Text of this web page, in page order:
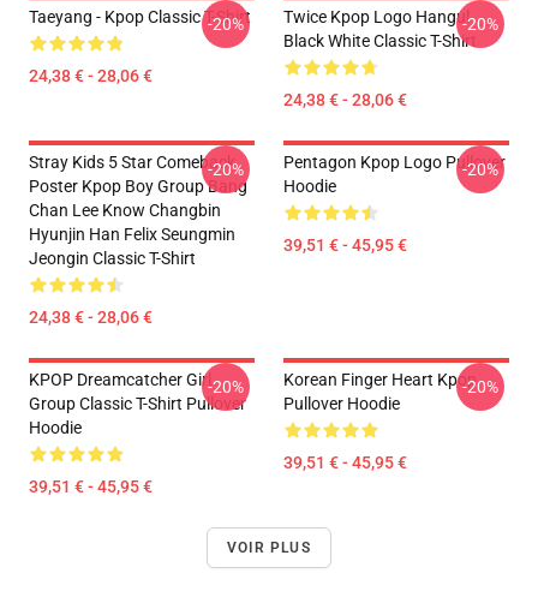
Taeyang - Kpop Classic T-Shirt
24,38 € - 28,06 €
-20%
Twice Kpop Logo Hangul
Black White Classic T-Shirt
24,38 € - 28,06 €
-20%
Stray Kids 5 Star Comeback
Poster Kpop Boy Group Bang
Chan Lee Know Changbin
Hyunjin Han Felix Seungmin
Jeongin Classic T-Shirt
24,38 € - 28,06 €
-20%
Pentagon Kpop Logo Pullover
Hoodie
39,51 € - 45,95 €
-20%
KPOP Dreamcatcher Girl
Group Classic T-Shirt Pullover
Hoodie
39,51 € - 45,95 €
-20%
Korean Finger Heart Kpop
Pullover Hoodie
39,51 € - 45,95 €
-20%
VOIR PLUS